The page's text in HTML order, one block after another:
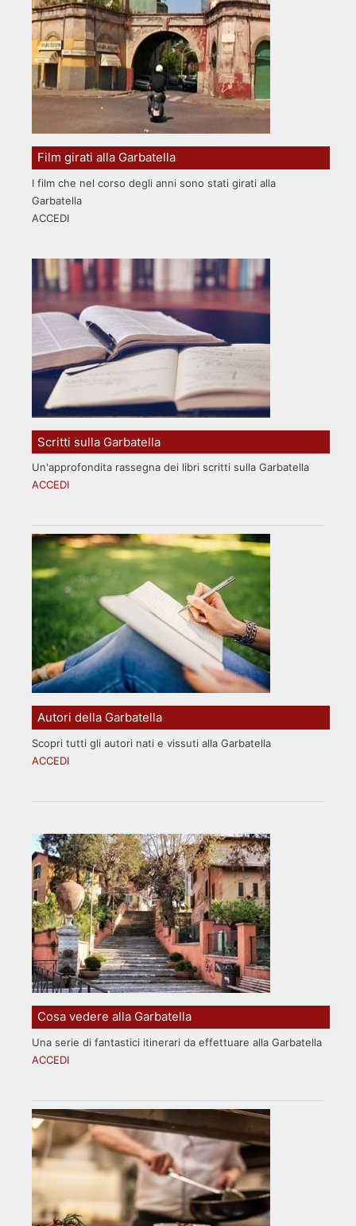
Film girati alla Garbatella
I film che nel corso degli anni sono stati girati alla
Garbatella
ACCEDI
Scritti sulla Garbatella
Un'approfondita rassegna dei libri scritti sulla Garbatella
ACCEDI
Autori della Garbatella
Scopri tutti gli autori nati e vissuti alla Garbatella
ACCEDI
Cosa vedere alla Garbatella
Una serie di fantastici itinerari da effettuare alla Garbatella
ACCEDI